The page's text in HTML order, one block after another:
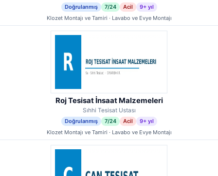
Doğrulanmış 7/24 Acil
9+ yıl
Klozet Montajı ve Tamiri · Lavabo ve Evye Montajı
Roj Tesisat İnsaat Malzemeleri
Sıhhi Tesisat Ustası
Doğrulanmış 7/24 Acil
9+ yıl
Klozet Montajı ve Tamiri · Lavabo ve Evye Montajı